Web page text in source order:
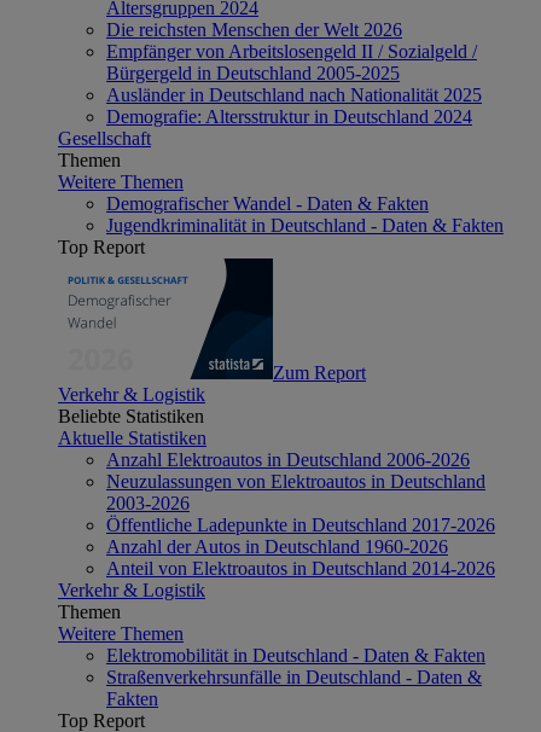
Altersgruppen 2024
Die reichsten Menschen der Welt 2026
Empfänger von Arbeitslosengeld II / Sozialgeld /
Bürgergeld in Deutschland 2005-2025
Ausländer in Deutschland nach Nationalität 2025
Demografie: Altersstruktur in Deutschland 2024
Gesellschaft
Themen
Weitere Themen
Demografischer Wandel - Daten & Fakten
Jugendkriminalität in Deutschland - Daten & Fakten
Top Report
Zum Report
Verkehr & Logistik
Beliebte Statistiken
Aktuelle Statistiken
Anzahl Elektroautos in Deutschland 2006-2026
Neuzulassungen von Elektroautos in Deutschland
2003-2026
Öffentliche Ladepunkte in Deutschland 2017-2026
Anzahl der Autos in Deutschland 1960-2026
Anteil von Elektroautos in Deutschland 2014-2026
Verkehr & Logistik
Themen
Weitere Themen
Elektromobilität in Deutschland - Daten & Fakten
Straßenverkehrsunfälle in Deutschland - Daten &
Fakten
Top Report